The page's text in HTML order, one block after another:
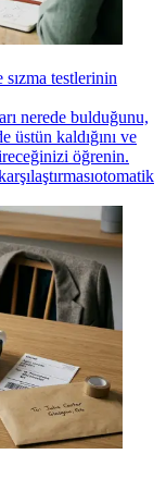
testlerinin
nerede bulduğunu,
üstün kaldığını ve
öğrenin.
otomatik